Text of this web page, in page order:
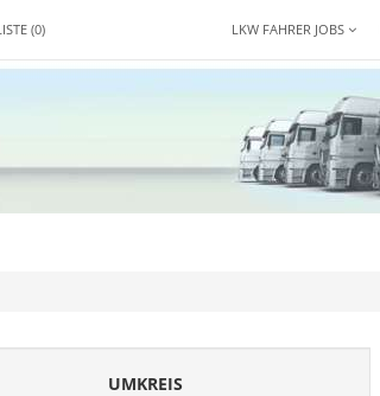
(0) LKW FAHRER JOBS
UMKREIS